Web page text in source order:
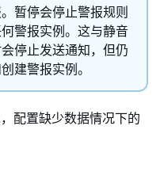
暂停会停止警报规则
警报实例。这与静音
停止发送通知，但仍
建警报实例。
配置缺少数据情况下的